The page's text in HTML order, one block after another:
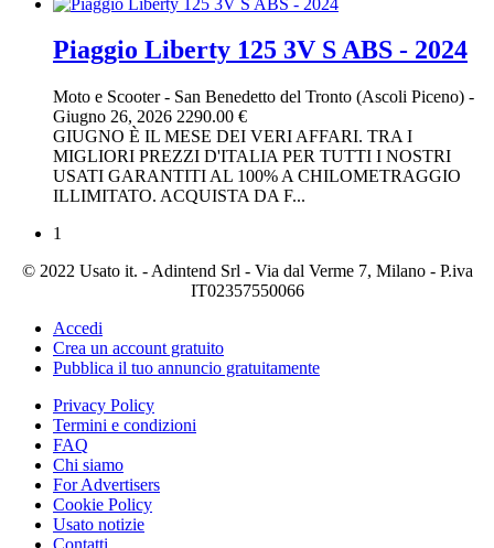
Piaggio Liberty 125 3V S ABS - 2024
Moto e Scooter- San Benedetto del Tronto (Ascoli Piceno) -
Giugno 26, 2026 2290.00 €
GIUGNO È IL MESE DEI VERI AFFARI. TRA I
MIGLIORI PREZZI D'ITALIA PER TUTTI I NOSTRI
USATI GARANTITI AL 100% A CHILOMETRAGGIO
ILLIMITATO. ACQUISTA DA F...
1
© 2022 Usato it. - Adintend Srl - Via dal Verme 7, Milano - P.iva
IT02357550066
Accedi
Crea un account gratuito
Pubblica il tuo annuncio gratuitamente
Privacy Policy
Termini e condizioni
FAQ
Chi siamo
For Advertisers
Cookie Policy
Usato notizie